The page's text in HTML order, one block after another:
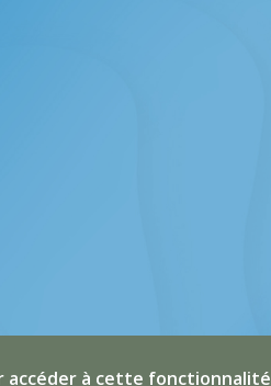
accéder à cette fonctionnalité